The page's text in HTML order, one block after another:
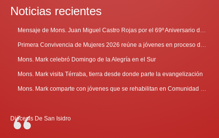
Noticias recientes
Mensaje de Mons. Juan Miguel Castro Rojas por el 69º Aniversario de Radio Sinaí
Primera Convivencia de Mujeres 2026 reúne a jóvenes en proceso de discernimiento vocacional
Mons. Mark celebró Domingo de la Alegría en el Sur
Mons. Mark visita Térraba, tierra desde donde parte la evangelización
Mons. Mark comparte con jóvenes que se rehabilitan en Comunidad Cenáculo
Diócesis De San Isidro